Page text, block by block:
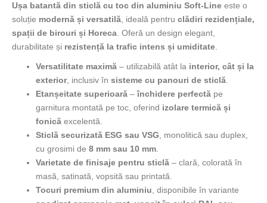
Ușa batantă din sticlă cu toc din aluminiu Soft-Line este o
soluție modernă și versatilă , ideală pentru clădiri rezidențiale,
spații de birouri și Horeca . Oferă un design elegant,
durabilitate și rezistență la trafic intens și umiditate
Versatilitate maximă – utilizabilă atât la interior, cât și la
exterior, inclusiv în sisteme cu panouri de sticlă
Etanșeitate superioară –închidere perfectă pe
garnitura montată pe toc, oferind izolare termică și
fonică excelentă.
Sticlă securizată ESG sau VSG , monolitică sau duplex,
cu grosimi de 8 mm sau 10 mm
Varietate de finisaje pentru sticlă – clară, colorată în
masă, satinată, vopsită sau printată.
Tocuri premium din aluminiu , disponibile în variante